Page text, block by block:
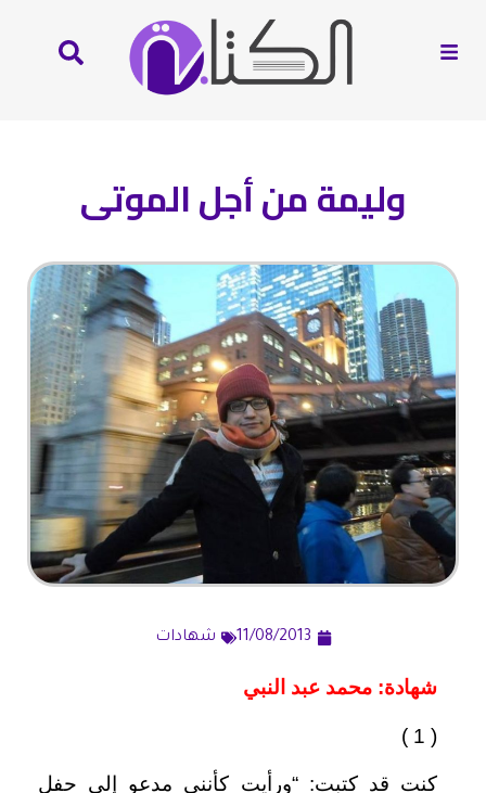
وليمة من أجل الموتى
11/08/2013 شهادات
شهادة: محمد عبد النبي
( 1 )
كنت قد كتبت: “ورأيت كأنني مدعو إلى حفل